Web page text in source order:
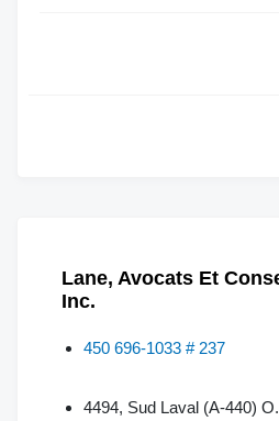
Lane, Avocats Et
Inc.
450 696-1033 # 237
4494, Sud Laval (A-440) O.